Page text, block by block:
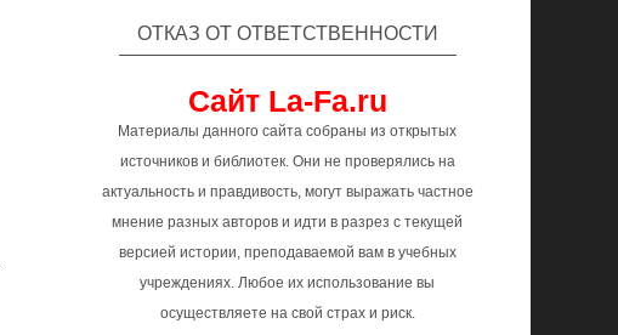
ОТКАЗ ОТ ОТВЕТСТВЕННОСТИ
Сайт La-Fa.ru
Материалы данного сайта собраны из открытых
источников и библиотек. Они не проверялись на
актуальность и правдивость, могут выражать частное
мнение разных авторов и идти в разрез с текущей
версией истории, преподаваемой вам в учебных
учреждениях. Любое их использование вы
осуществляете на свой страх и риск.